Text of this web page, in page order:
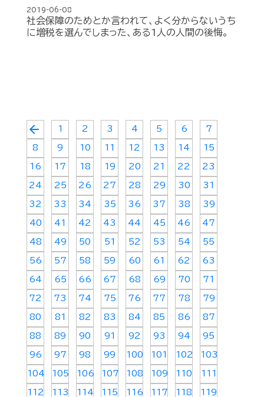
2019-06-08
社会保障のためとか言われて、よく分からないうち
に増税を選んでしまった、ある1人の人間の後悔。
arrow_back 1 2 3 4 5 6 7
8 9 10 11 12 13 14 15
16 17 18 19 20 21 22 23
24 25 26 27 28 29 30 31
32 33 34 35 36 37 38 39
40 41 42 43 44 45 46 47
48 49 50 51 52 53 54 55
56 57 58 59 60 61 62 63
64 65 66 67 68 69 70 71
72 73 74 75 76 77 78 79
80 81 82 83 84 85 86 87
88 89 90 91 92 93 94 95
96 97 98 99 100 101 102 103
104 105 106 107 108 109 110 111
112 113 114 115 116 117 118 119